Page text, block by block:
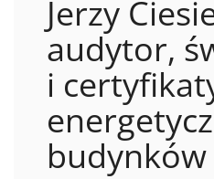
Jerzy
audytor,
i
budynków